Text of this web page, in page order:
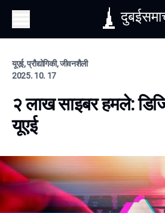
यूएई, प्रौद्योगिकी, जीवनशैली
2025. 10. 17
२ लाख साइबर हमले:
यूएई